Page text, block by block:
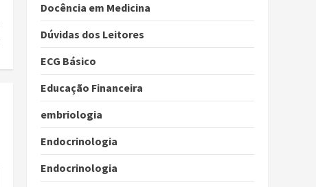
Docência em Medicina
Dúvidas dos Leitores
ECG Básico
Educação Financeira
embriologia
Endocrinologia
Endocrinologia